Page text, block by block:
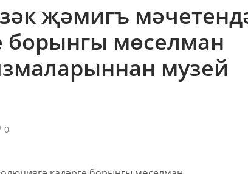
җәмигъ
борынгы мөселман
музей
0